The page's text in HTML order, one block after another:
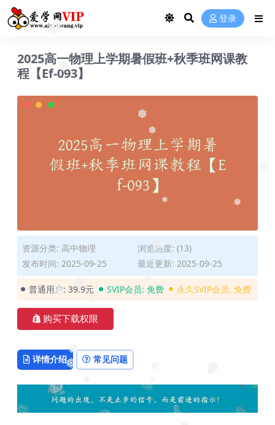
❅
❅
❅
❅
❅
❅
❅
❅
❅
❅
❅
❅
❅
❅
登录
2025高一物理上学期暑假班+秋季班网课教
程【Ef-093】
资源分类: 高中物理
浏览热度: (13)
发布时间: 2025-09-25
最近更新: 2025-09-25
普通用户: 39.9元 SVIP会员: 免费 永久SVIP会员: 免费
购买下载权限
详情介绍 常见问题